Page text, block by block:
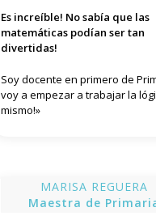
Es increíble! No sabía que las
matemáticas podían ser tan
divertidas!
Soy docente en primero de
voy a empezar a trabajar la
mismo!»
MARISA REGUERA
Maestra de